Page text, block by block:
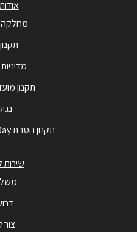
מחלקה
תקנון
תקנון הטבת Mastercard Day
שירות